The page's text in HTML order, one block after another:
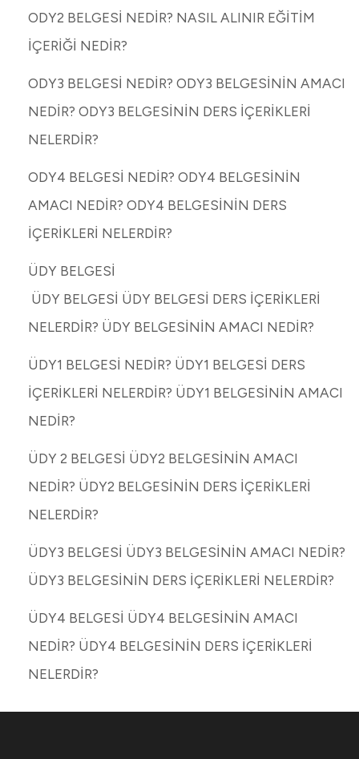
ODY2 BELGESİ NEDİR? NASIL ALINIR EĞİTİM
İÇERİĞİ NEDİR?
ODY3 BELGESİ NEDİR? ODY3 BELGESİNİN AMACI
NEDİR? ODY3 BELGESİNİN DERS İÇERİKLERİ
NELERDİR?
ODY4 BELGESİ NEDİR? ODY4 BELGESİNİN
AMACI NEDİR? ODY4 BELGESİNİN DERS
İÇERİKLERİ NELERDİR?
ÜDY BELGESİ
ÜDY BELGESİ ÜDY BELGESİ DERS İÇERİKLERİ
NELERDİR? ÜDY BELGESİNİN AMACI NEDİR?
ÜDY1 BELGESİ NEDİR? ÜDY1 BELGESİ DERS
İÇERİKLERİ NELERDİR? ÜDY1 BELGESİNİN AMACI
NEDİR?
ÜDY 2 BELGESİ ÜDY2 BELGESİNİN AMACI
NEDİR? ÜDY2 BELGESİNİN DERS İÇERİKLERİ
NELERDİR?
ÜDY3 BELGESİ ÜDY3 BELGESİNİN AMACI NEDİR?
ÜDY3 BELGESİNİN DERS İÇERİKLERİ NELERDİR?
ÜDY4 BELGESİ ÜDY4 BELGESİNİN AMACI
NEDİR? ÜDY4 BELGESİNİN DERS İÇERİKLERİ
NELERDİR?